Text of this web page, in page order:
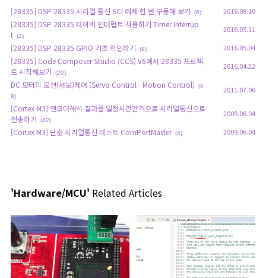
[28335] DSP 28335 시리얼 통신 SCI 예제 한 번 구동해 보기
(6) 2016.08.10
[28335] DSP 28335 타이머 인터럽트 사용하기 Timer Interrup
t (2)
2016.05.11
[28335] DSP 28335 GPIO 기초 확인하기 (9) 2016.05.04
[28335] Code Composer Studio (CCS) V6에서 28335 프로젝
트 시작해보기
(20)
2016.04.22
DC 모터의 모션(서보)제어 (Servo Control - Motion Control)
(6
8)
2011.07.06
[Cortex M3] 엔코더해석 결과를 일정시간간격으로 시리얼통신으로
전송하기
(42)
2009.06.04
[Cortex M3] 단순 시리얼통신 테스트 ComPortMaster (4) 2009.06.04
'Hardware/MCU' Related Articles